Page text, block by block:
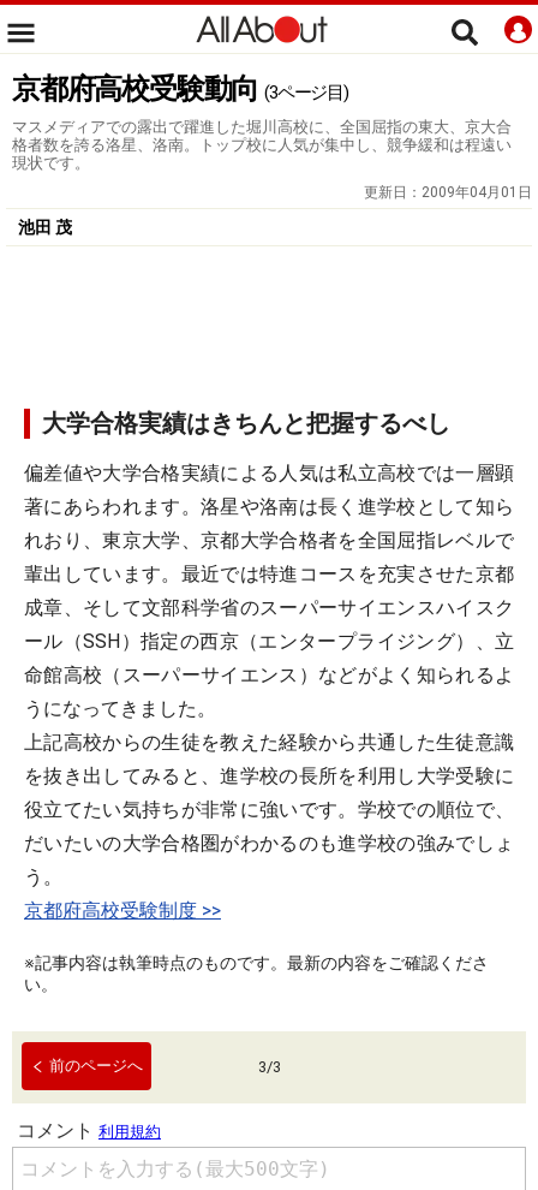
京都府高校受験動向 (3ページ目)
マスメディアでの露出で躍進した堀川高校に、全国屈指の東大、京大合
格者数を誇る洛星、洛南。トップ校に人気が集中し、競争緩和は程遠い
現状です。
更新日： 2009年04月01日
池田 茂
大学合格実績はきちんと把握するべし
偏差値や大学合格実績による人気は私立高校では一層顕
著にあらわれます。洛星や洛南は長く進学校として知ら
れおり、東京大学、京都大学合格者を全国屈指レベルで
輩出しています。最近では特進コースを充実させた京都
成章、そして文部科学省のスーパーサイエンスハイスク
ール（SSH）指定の西京（エンタープライジング）、立
命館高校（スーパーサイエンス）などがよく知られるよ
うになってきました。
上記高校からの生徒を教えた経験から共通した生徒意識
を抜き出してみると、進学校の長所を利用し大学受験に
役立てたい気持ちが非常に強いです。学校での順位で、
だいたいの大学合格圏がわかるのも進学校の強みでしょ
う。
京都府高校受験制度 >>
※記事内容は執筆時点のものです。最新の内容をご確認くださ
い。
前のページへ 3/3